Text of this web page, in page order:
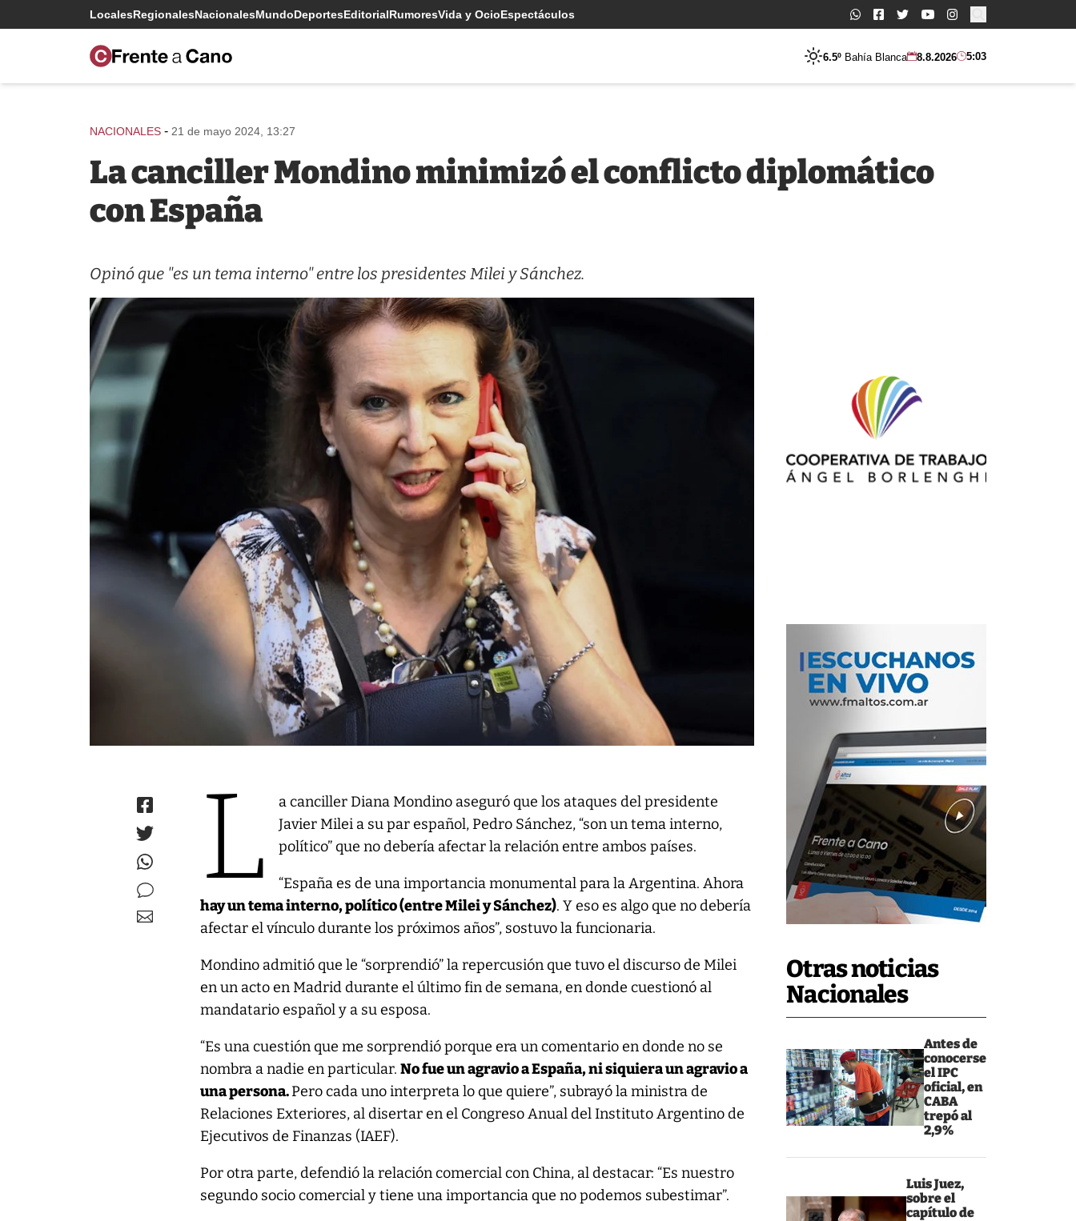
LocalesRegionalesNacionalesMundoDeportesEditorialRumoresVida y OcioEspectáculos Buscar:
6.5º Bahía Blanca 8.8.2026 5:03
Otras noticias
Nacionales
Antes de
conocerse
el IPC
oficial, en
CABA
trepó al
2,9%
Luis Juez,
sobre el
capítulo de
NACIONALES - 21 de mayo 2024, 13:27
La canciller Mondino minimizó el conflicto diplomático
con España
Opinó que "es un tema interno" entre los presidentes Milei y Sánchez.
L
a canciller Diana Mondino aseguró que los ataques del presidente
Javier Milei a su par español, Pedro Sánchez, “son un tema interno,
político” que no debería afectar la relación entre ambos países.
“España es de una importancia monumental para la Argentina. Ahora
hay un tema interno, político (entre Milei y Sánchez). Y eso es algo que no debería
afectar el vínculo durante los próximos años”, sostuvo la funcionaria.
Mondino admitió que le “sorprendió” la repercusión que tuvo el discurso de Milei
en un acto en Madrid durante el último fin de semana, en donde cuestionó al
mandatario español y a su esposa.
“Es una cuestión que me sorprendió porque era un comentario en donde no se
nombra a nadie en particular.No fue un agravio a España, ni siquiera un agravio a
una persona.Pero cada uno interpreta lo que quiere”, subrayó la ministra de
Relaciones Exteriores, al disertar en el Congreso Anual del Instituto Argentino de
Ejecutivos de Finanzas (IAEF).
Por otra parte, defendió la relación comercial con China, al destacar: “Es nuestro
segundo socio comercial y tiene una importancia que no podemos subestimar”.